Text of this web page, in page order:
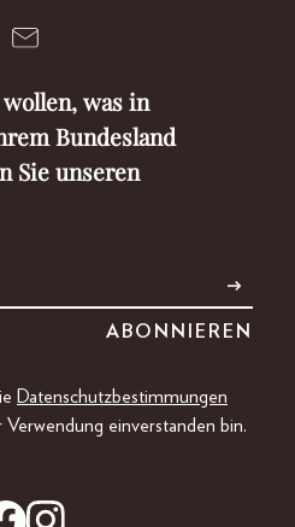
was in
Bundesland
Sie unseren
Datenschutzbestimmungen
einverstanden bin.